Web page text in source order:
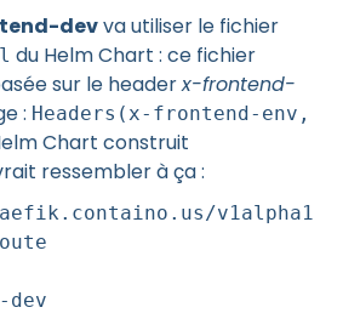
devva utiliser le fichier
du Helm Chart : ce fichier
sur le headerx-frontend-
: Headers(x-frontend-env,
Chart construit
ressembler à ça :
v1alpha1
dev